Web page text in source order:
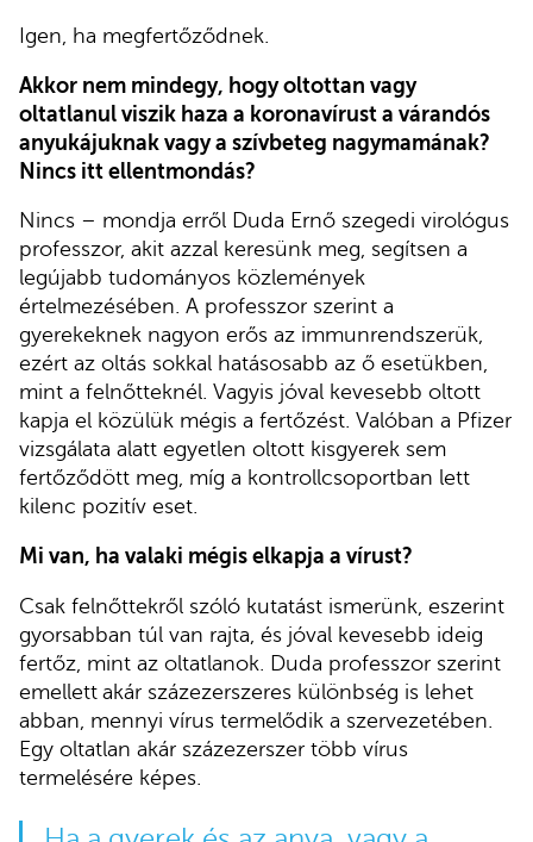
Igen, ha megfertőződnek.
Akkor nem mindegy, hogy oltottan vagy
oltatlanul viszik haza a koronavírust a várandós
anyukájuknak vagy a szívbeteg nagymamának?
Nincs itt ellentmondás?
Nincs – mondja erről Duda Ernő szegedi virológus
professzor, akit azzal keresünk meg, segítsen a
legújabb tudományos közlemények
értelmezésében. A professzor szerint a
gyerekeknek nagyon erős az immunrendszerük,
ezért az oltás sokkal hatásosabb az ő esetükben,
mint a felnőtteknél. Vagyis jóval kevesebb oltott
kapja el közülük mégis a fertőzést. Valóban a Pfizer
vizsgálata alatt egyetlen oltott kisgyerek sem
fertőződött meg, míg a kontrollcsoportban lett
kilenc pozitív eset.
Mi van, ha valaki mégis elkapja a vírust?
Csak felnőttekről szóló kutatást ismerünk, eszerint
gyorsabban túl van rajta, és jóval kevesebb ideig
fertőz, mint az oltatlanok. Duda professzor szerint
emellett akár százezerszeres különbség is lehet
abban, mennyi vírus termelődik a szervezetében.
Egy oltatlan akár százezerszer több vírus
termelésére képes.